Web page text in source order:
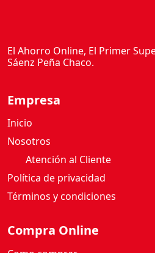
El Ahorro Online, El Primer
Sáenz Peña Chaco.
Empresa
Inicio
Nosotros
Atención al Cliente
Política de privacidad
Términos y condiciones
Compra Online